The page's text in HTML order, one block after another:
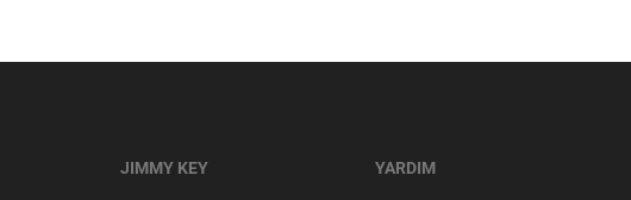
JIMMY KEY YARDIM